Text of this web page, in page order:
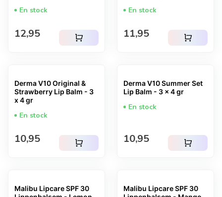
En stock
Prix normal
12,95 shopping_cart
En stock
Prix normal
11,95 shopping_cart
Derma V10 Original &
Strawberry Lip Balm - 3
x 4 gr
En stock
Prix normal
10,95 shopping_cart
Derma V10 Summer Set
Lip Balm - 3 x 4 gr
En stock
Prix normal
10,95 shopping_cart
Malibu Lipcare SPF 30
Malibu Lipcare SPF 30